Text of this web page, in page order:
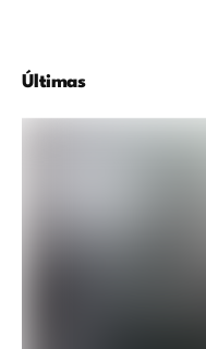
Últimas